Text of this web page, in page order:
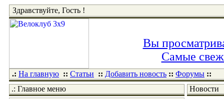
Здравствуйте, Гость !
Вы
Самые
.: На главную :: Статьи :: Добавить новость :: Форумы ::
.: Главное меню
Новости